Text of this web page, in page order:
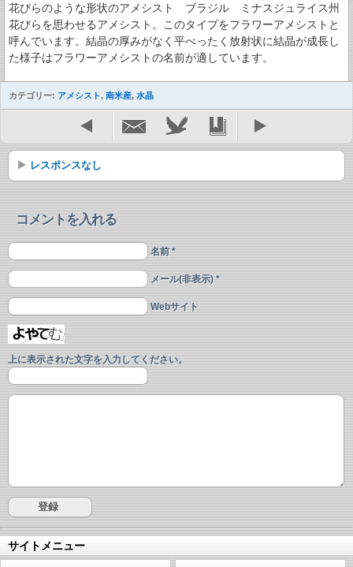
花びらのような形状のアメシスト ブラジル ミナスジュライス州
花びらを思わせるアメシスト。このタイプをフラワーアメシストと
呼んでいます。結晶の厚みがなく平べったく放射状に結晶が成長し
た様子はフラワーアメシストの名前が適しています。
カテゴリー: アメシスト, 南米産, 水晶
レスポンスなし
コメントを入れる
名前 *
メール(非表示) *
Webサイト
上に表示された文字を入力してください。
サイトメニュー